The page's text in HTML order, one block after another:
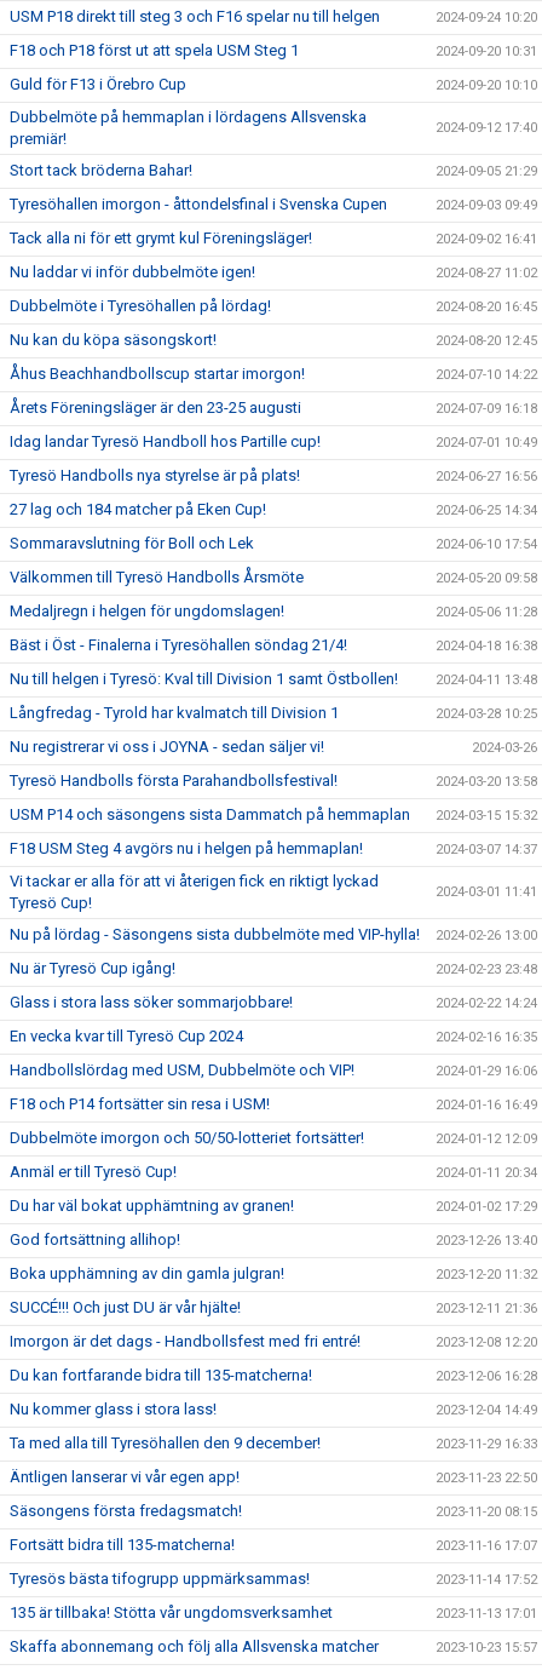
USM P18 direkt till steg 3 och F16 spelar nu till helgen 2024-09-24 10:20
F18 och P18 först ut att spela USM Steg 1 2024-09-20 10:31
Guld för F13 i Örebro Cup 2024-09-20 10:10
Dubbelmöte på hemmaplan i lördagens Allsvenska
premiär!
2024-09-12 17:40
Stort tack bröderna Bahar! 2024-09-05 21:29
Tyresöhallen imorgon - åttondelsfinal i Svenska Cupen 2024-09-03 09:49
Tack alla ni för ett grymt kul Föreningsläger! 2024-09-02 16:41
Nu laddar vi inför dubbelmöte igen! 2024-08-27 11:02
Dubbelmöte i Tyresöhallen på lördag! 2024-08-20 16:45
Nu kan du köpa säsongskort! 2024-08-20 12:45
Åhus Beachhandbollscup startar imorgon! 2024-07-10 14:22
Årets Föreningsläger är den 23-25 augusti 2024-07-09 16:18
Idag landar Tyresö Handboll hos Partille cup! 2024-07-01 10:49
Tyresö Handbolls nya styrelse är på plats! 2024-06-27 16:56
27 lag och 184 matcher på Eken Cup! 2024-06-25 14:34
Sommaravslutning för Boll och Lek 2024-06-10 17:54
Välkommen till Tyresö Handbolls Årsmöte 2024-05-20 09:58
Medaljregn i helgen för ungdomslagen! 2024-05-06 11:28
Bäst i Öst - Finalerna i Tyresöhallen söndag 21/4! 2024-04-18 16:38
Nu till helgen i Tyresö: Kval till Division 1 samt Östbollen! 2024-04-11 13:48
Långfredag - Tyrold har kvalmatch till Division 1 2024-03-28 10:25
Nu registrerar vi oss i JOYNA - sedan säljer vi! 2024-03-26
Tyresö Handbolls första Parahandbollsfestival! 2024-03-20 13:58
USM P14 och säsongens sista Dammatch på hemmaplan 2024-03-15 15:32
F18 USM Steg 4 avgörs nu i helgen på hemmaplan! 2024-03-07 14:37
Vi tackar er alla för att vi återigen fick en riktigt lyckad
Tyresö Cup!
2024-03-01 11:41
Nu på lördag - Säsongens sista dubbelmöte med VIP-hylla! 2024-02-26 13:00
Nu är Tyresö Cup igång! 2024-02-23 23:48
Glass i stora lass söker sommarjobbare! 2024-02-22 14:24
En vecka kvar till Tyresö Cup 2024 2024-02-16 16:35
Handbollslördag med USM, Dubbelmöte och VIP! 2024-01-29 16:06
F18 och P14 fortsätter sin resa i USM! 2024-01-16 16:49
Dubbelmöte imorgon och 50/50-lotteriet fortsätter! 2024-01-12 12:09
Anmäl er till Tyresö Cup! 2024-01-11 20:34
Du har väl bokat upphämtning av granen! 2024-01-02 17:29
God fortsättning allihop! 2023-12-26 13:40
Boka upphämning av din gamla julgran! 2023-12-20 11:32
SUCCÉ!!! Och just DU är vår hjälte! 2023-12-11 21:36
Imorgon är det dags - Handbollsfest med fri entré! 2023-12-08 12:20
Du kan fortfarande bidra till 135-matcherna! 2023-12-06 16:28
Nu kommer glass i stora lass! 2023-12-04 14:49
Ta med alla till Tyresöhallen den 9 december! 2023-11-29 16:33
Äntligen lanserar vi vår egen app! 2023-11-23 22:50
Säsongens första fredagsmatch! 2023-11-20 08:15
Fortsätt bidra till 135-matcherna! 2023-11-16 17:07
Tyresös bästa tifogrupp uppmärksammas! 2023-11-14 17:52
135 är tillbaka! Stötta vår ungdomsverksamhet 2023-11-13 17:01
Skaffa abonnemang och följ alla Allsvenska matcher 2023-10-23 15:57